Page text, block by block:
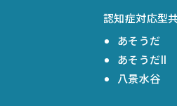
認知症対応型
あそうだ
あそうだII
八景水谷